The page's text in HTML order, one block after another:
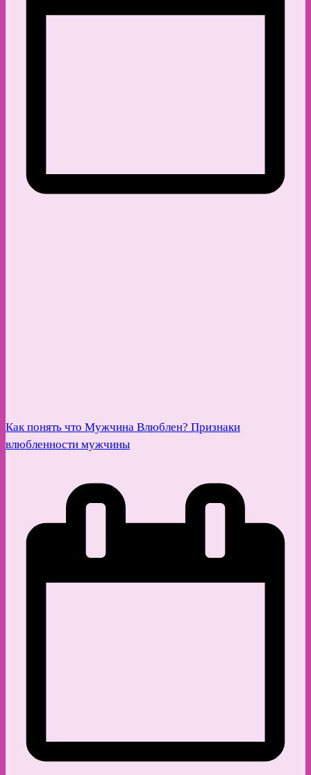
Как понять что Мужчина Влюблен? Признаки
влюбленности мужчины